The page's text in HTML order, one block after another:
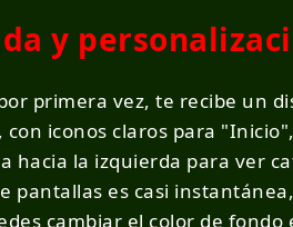
y
primera vez, te recibe un
iconos claros para
hacia la izquierda para ver
pantallas es casi
cambiar el color de